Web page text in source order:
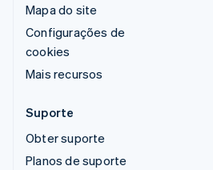
Mapa do site
Configurações de
cookies
Mais recursos
Suporte
Obter suporte
Planos de suporte